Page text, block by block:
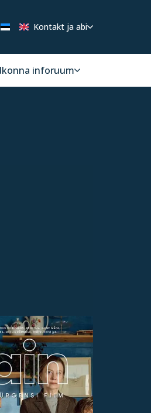
Kontakt ja abi
inforuum